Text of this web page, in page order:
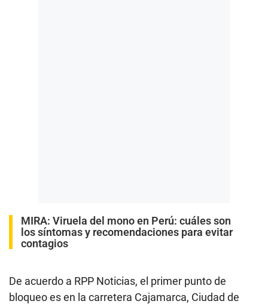
MIRA: Viruela del mono en Perú: cuáles son
los síntomas y recomendaciones para evitar
contagios
De acuerdo a RPP Noticias, el primer punto de
bloqueo es en la carretera Cajamarca, Ciudad de